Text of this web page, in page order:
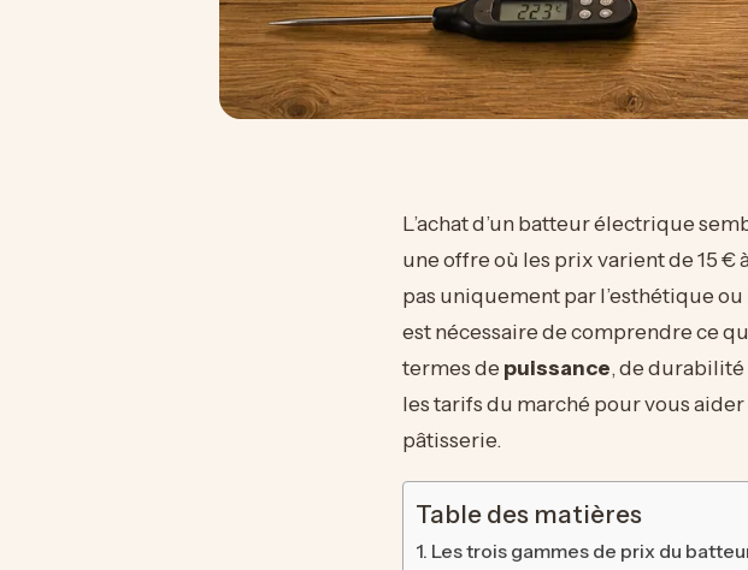
L’achat d’un batteur électrique
une offre où les prix varient de 15 €
pas uniquement par l’esthétique
est nécessaire de comprendre ce
termes de puissance, de
les tarifs du marché pour vous
pâtisserie.
Table des matières
Les trois gammes de prix du